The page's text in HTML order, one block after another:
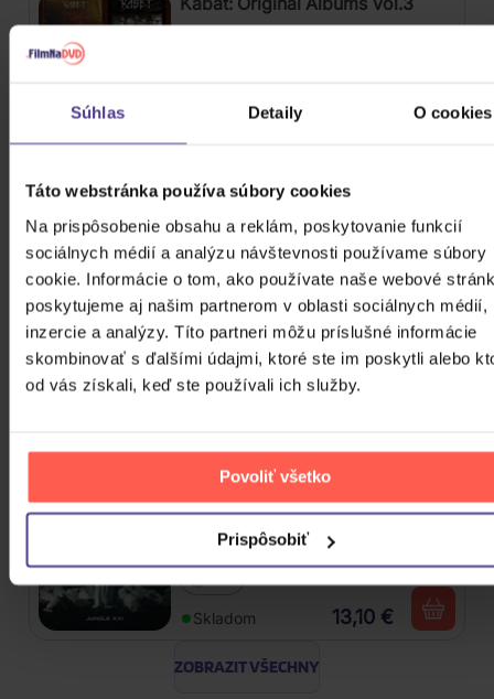
Súhlas Detaily O cookies
Táto webstránka používa súbory cookies
Na prispôsobenie obsahu a reklám, poskytovanie funkcií
sociálnych médií a analýzu návštevnosti používame súbory
cookie. Informácie o tom, ako používate naše webové
poskytujeme aj našim partnerom v oblasti sociálnych médií,
inzercie a analýzy. Títo partneri môžu príslušné informácie
skombinovať s ďalšími údajmi, ktoré ste im poskytli alebo
od vás získali, keď ste používali ich služby.
Povoliť všetko
Prispôsobiť
Skladom
roky
CD
Skladom 16,30 €
Linkin Park: From Zero (Coloured
Blue Vinyl)
Skladom 24,90 €
Traktor: Jungle XXI
Skladom 13,10 €
ZOBRAZIT VŠECHNY